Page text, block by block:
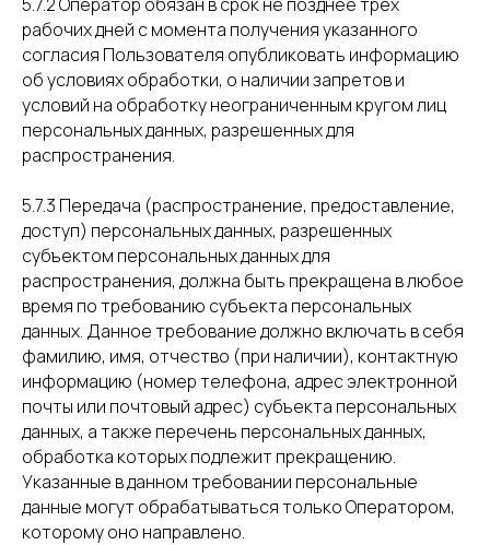
рабочих дней с момента получения указанного
согласия Пользователя опубликовать информацию
об условиях обработки, о наличии запретов и
условий на обработку неограниченным кругом лиц
персональных данных, разрешенных для
распространения.
5.7.3 Передача (распространение, предоставление,
доступ) персональных данных, разрешенных
субъектом персональных данных для
распространения, должна быть прекращена в любое
время по требованию субъекта персональных
данных. Данное требование должно включать в себя
фамилию, имя, отчество (при наличии), контактную
информацию (номер телефона, адрес электронной
почты или почтовый адрес) субъекта персональных
данных, а также перечень персональных данных,
обработка которых подлежит прекращению.
Указанные в данном требовании персональные
данные могут обрабатываться только Оператором,
которому оно направлено.